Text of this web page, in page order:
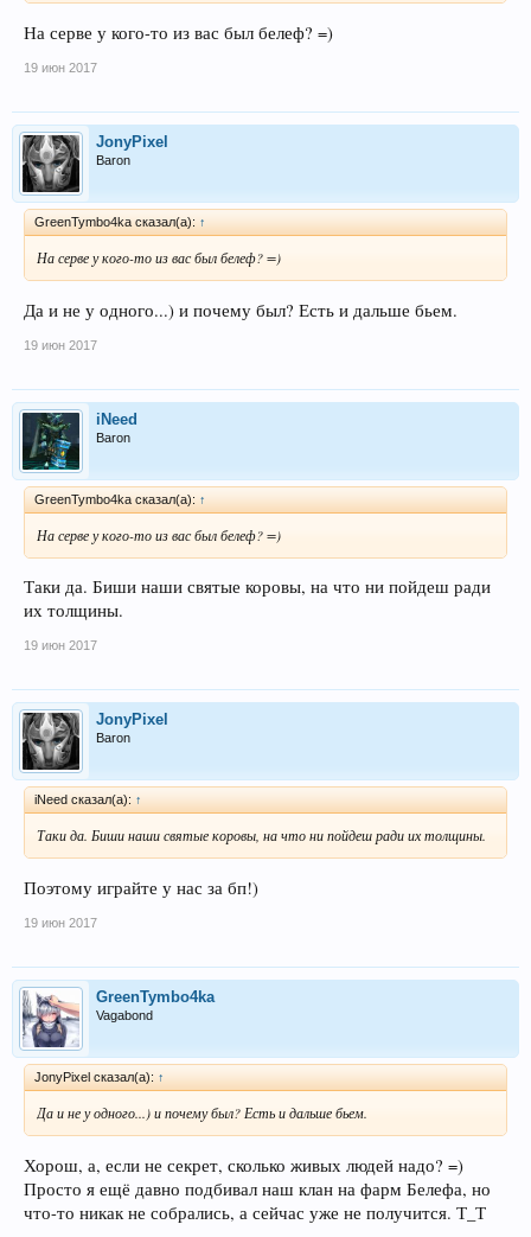
На серве у кого-то из вас был белеф? =)
19 июн 2017
JonyPixel
Baron
GreenTymbo4ka сказал(а): ↑
На серве у кого-то из вас был белеф? =)
Да и не у одного...) и почему был? Есть и дальше бьем.
19 июн 2017
iNeed
Baron
GreenTymbo4ka сказал(а): ↑
На серве у кого-то из вас был белеф? =)
Таки да. Биши наши святые коровы, на что ни пойдеш ради
их толщины.
19 июн 2017
JonyPixel
Baron
iNeed сказал(а): ↑
Таки да. Биши наши святые коровы, на что ни пойдеш ради их толщины.
Поэтому играйте у нас за бп!)
19 июн 2017
GreenTymbo4ka
Vagabond
JonyPixel сказал(а): ↑
Да и не у одного...) и почему был? Есть и дальше бьем.
Хорош, а, если не секрет, сколько живых людей надо? =)
Просто я ещё давно подбивал наш клан на фарм Белефа, но
что-то никак не собрались, а сейчас уже не получится. Т_Т